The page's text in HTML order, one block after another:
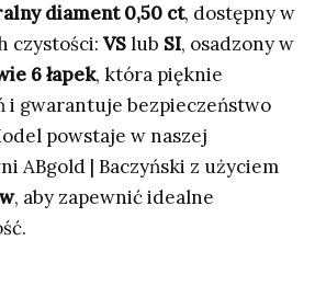
diament 0,50 ct, dostępny w
czystości: VSlub SI, osadzony w
6 łapek, która pięknie
i gwarantuje bezpieczeństwo
powstaje w naszej
ABgold | Baczyński z użyciem
, aby zapewnić idealne